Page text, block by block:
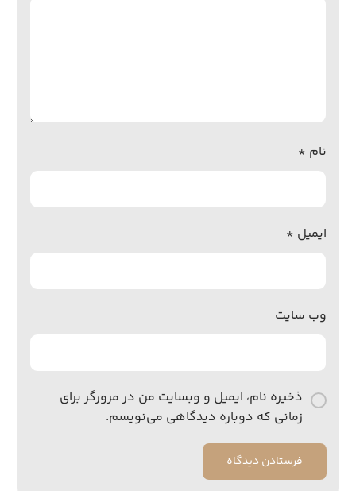
نام *
ایمیل *
وب‌ سایت
ذخیره نام، ایمیل و وبسایت من در مرورگر برای
زمانی که دوباره دیدگاهی می‌نویسم.
فرستادن دیدگاه